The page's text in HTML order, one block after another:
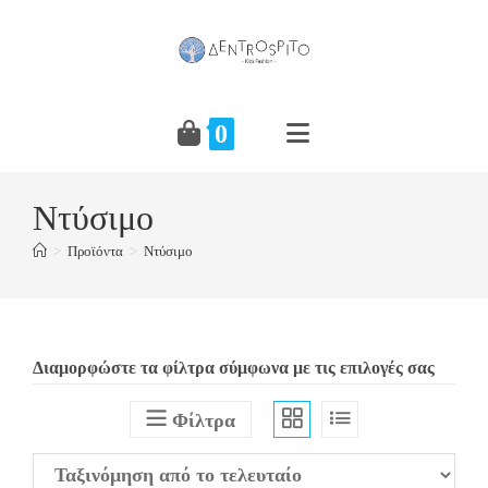
0
Ντύσιμο
> Προϊόντα > Ντύσιμο
Διαμορφώστε τα φίλτρα σύμφωνα με τις επιλογές σας
Φίλτρα